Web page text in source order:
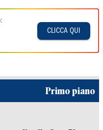
CLICCA QUI
Primo piano